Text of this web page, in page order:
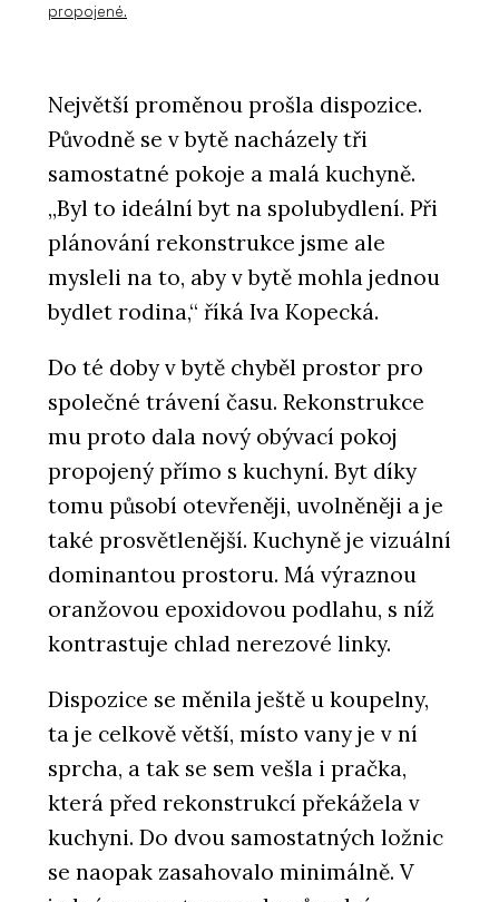
propojené.
Největší proměnou prošla dispozice.
Původně se v bytě nacházely tři
samostatné pokoje a malá kuchyně.
„Byl to ideální byt na spolubydlení. Při
plánování rekonstrukce jsme ale
mysleli na to, aby v bytě mohla jednou
bydlet rodina,“ říká Iva Kopecká.
Do té doby v bytě chyběl prostor pro
společné trávení času. Rekonstrukce
mu proto dala nový obývací pokoj
propojený přímo s kuchyní. Byt díky
tomu působí otevřeněji, uvolněněji a je
také prosvětlenější. Kuchyně je vizuální
dominantou prostoru. Má výraznou
oranžovou epoxidovou podlahu, s níž
kontrastuje chlad nerezové linky.
Dispozice se měnila ještě u koupelny,
ta je celkově větší, místo vany je v ní
sprcha, a tak se sem vešla i pračka,
která před rekonstrukcí překážela v
kuchyni. Do dvou samostatných ložnic
se naopak zasahovalo minimálně. V